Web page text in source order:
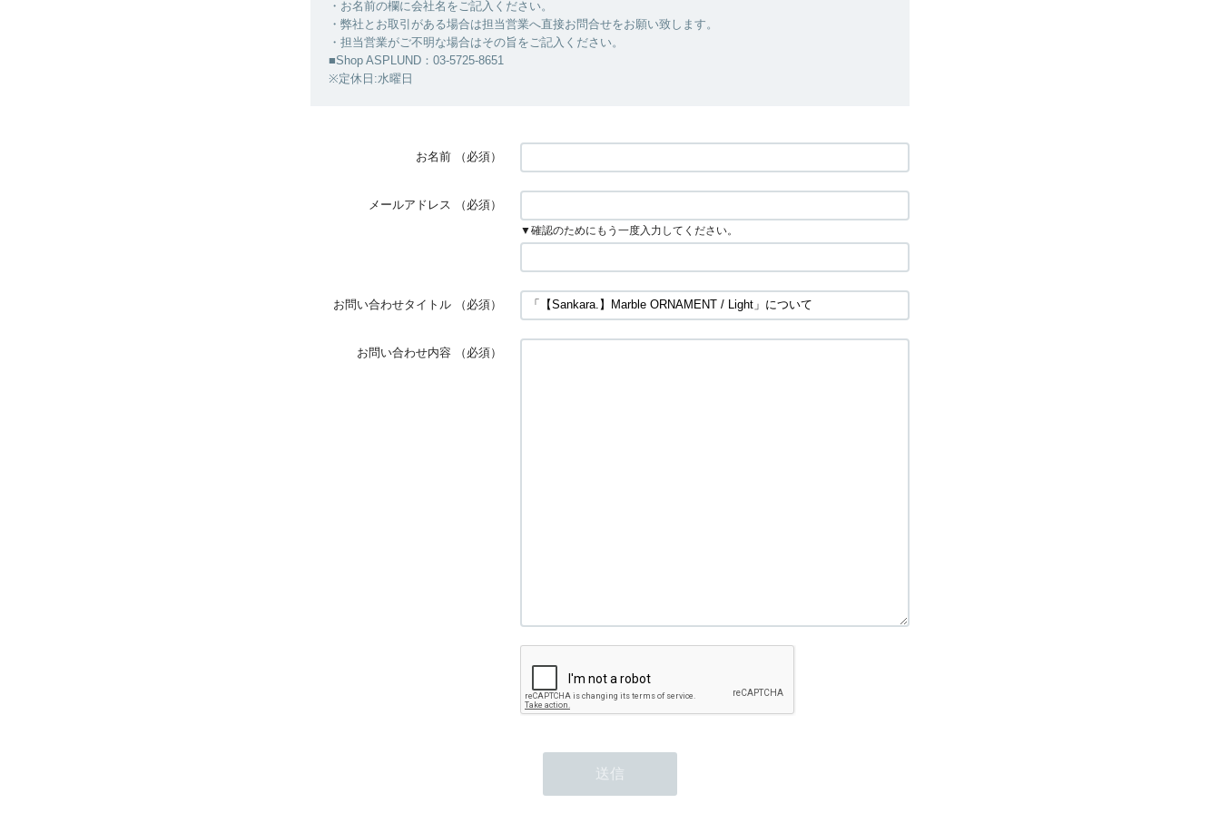
・お名前の欄に会社名をご記入ください。
・弊社とお取引がある場合は担当営業へ直接お問合せをお願い致します。
・担当営業がご不明な場合はその旨をご記入ください。
■Shop ASPLUND：03-5725-8651
※定休日:水曜日
お名前 （必須）
メールアドレス （必須）
▼確認のためにもう一度入力してください。
お問い合わせタイトル （必須）
お問い合わせ内容 （必須）